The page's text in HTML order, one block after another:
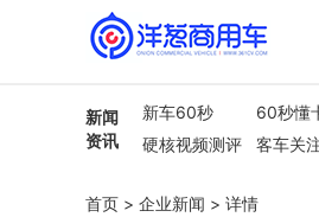
新闻
资讯
新车60秒 60秒懂
硬核视频测评
客车关
首页 > 企业新闻 > 详情